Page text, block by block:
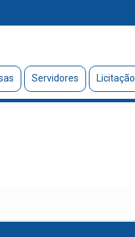
Servidores Licitação